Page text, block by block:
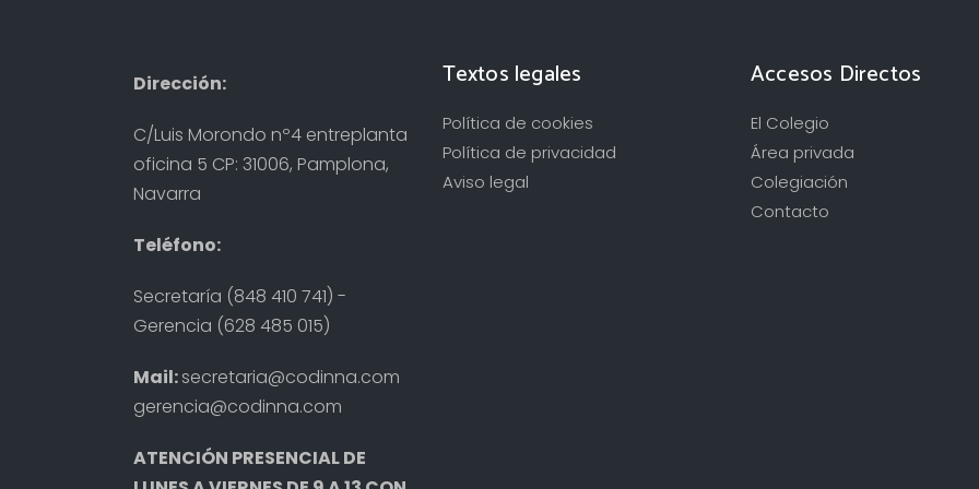
Dirección:
C/Luis Morondo nº4 entreplanta
oficina 5 CP: 31006, Pamplona,
Navarra
Teléfono:
Secretaría (848 410 741) -
Gerencia (628 485 015)
Mail:secretaria@codinna.com
gerencia@codinna.com
ATENCIÓN PRESENCIAL DE
Textos legales
Política de cookies
Política de privacidad
Aviso legal
Accesos Directos
El Colegio
Área privada
Colegiación
Contacto